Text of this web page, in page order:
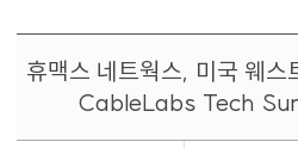
휴맥스 네트웍스, 미국 웨스
CableLabs Tech